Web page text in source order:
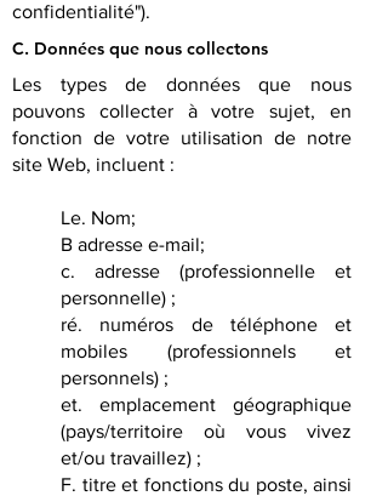
confidentialité").
C. Données que nous collectons
Les types de données que nous
pouvons collecter à votre sujet, en
fonction de votre utilisation de notre
site Web, incluent :
Le. Nom;
B adresse e-mail;
c. adresse (professionnelle et
personnelle) ;
ré. numéros de téléphone et
mobiles (professionnels et
personnels) ;
et. emplacement géographique
(pays/territoire où vous vivez
et/ou travaillez) ;
F. titre et fonctions du poste, ainsi